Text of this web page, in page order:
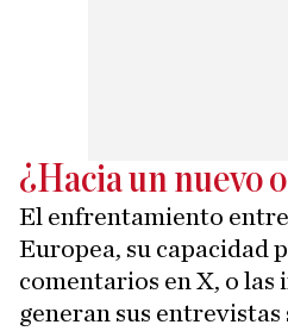
¿Hacia un nuevo
El enfrentamiento
Europea, su capacidad
comentarios en X, o las
generan sus entrevistas